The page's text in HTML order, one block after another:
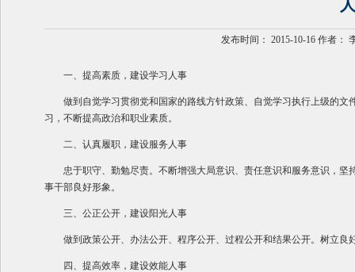
发布时间： 2015-10-16 作者：
一、提高素质，建设学习人事
做到自觉学习贯彻党和国家的路线方针政策、自觉学习执行上级的
习，不断提高政治和职业素质。
二、认真履职，建设服务人事
忠于职守、勤勉尽责。不断增强大局意识、责任意识和服务意识，
事干部良好形象。
三、公正公开，建设阳光人事
做到政策公开、办法公开、程序公开、过程公开和结果公开。树立
四、提高效率，建设效能人事